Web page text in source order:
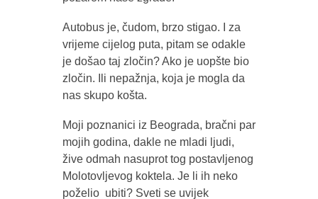
Autobus je, čudom, brzo stigao. I za
vrijeme cijelog puta, pitam se odakle
je došao taj zločin? Ako je uopšte bio
zločin. Ili nepažnja, koja je mogla da
nas skupo košta.
Moji poznanici iz Beograda, bračni par
mojih godina, dakle ne mladi ljudi,
žive odmah nasuprot tog postavljenog
Molotovljevog koktela. Je li ih neko
poželio ubiti? Sveti se uvijek